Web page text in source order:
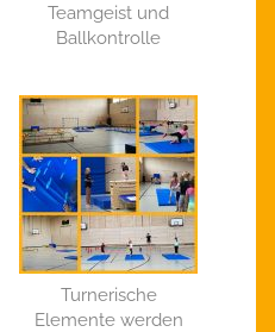
Teamgeist und
Ballkontrolle
Turnerische
Elemente werden